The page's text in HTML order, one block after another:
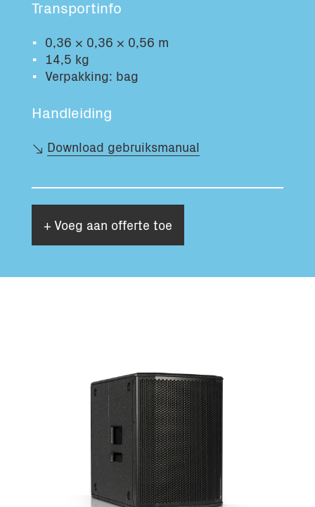
Totaal volume:
Transportinfo
0,36 × 0,36 × 0,56 m
14,5 kg
Verpakking: bag
Handleiding
Download gebruiksmanual
+ Voeg aan offerte toe